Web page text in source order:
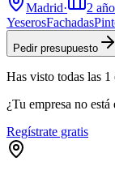
Madrid· 2
YeserosFachadas
Pedir presupuesto
Has visto todas las 1
¿Tu empresa no está
Regístrate gratis